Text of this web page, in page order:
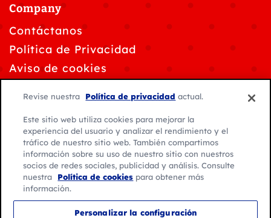
Company
Contáctanos
Política de Privacidad
Aviso de cookies
Personalizar la configuración de cookies
Condiciones de Uso
© 2026 General Mills. Todos los derechos reservados.
Revise nuestra Política de privacidad actual.
Este sitio web utiliza cookies para mejorar la
experiencia del usuario y analizar el rendimiento y el
tráfico de nuestro sitio web. También compartimos
información sobre su uso de nuestro sitio con nuestros
socios de redes sociales, publicidad y análisis. Consulte
nuestra
Política de cookies para obtener más
información.
Personalizar la configuración